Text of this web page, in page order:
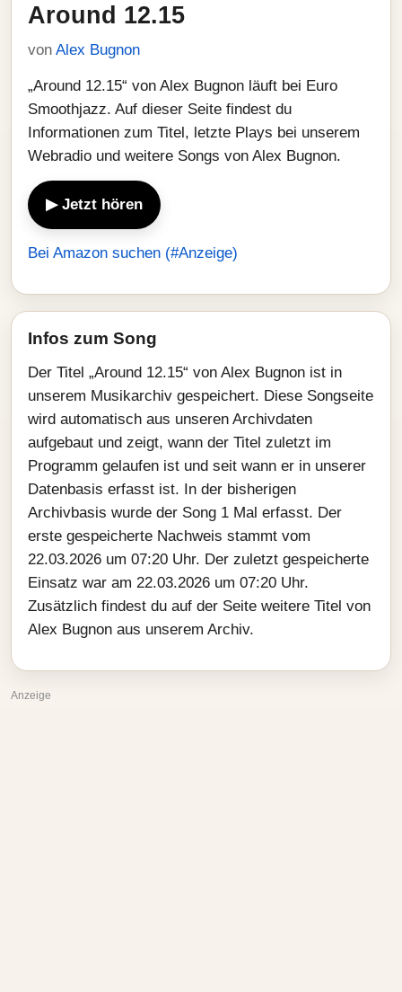
Around 12.15
von Alex Bugnon
„Around 12.15“ von Alex Bugnon läuft bei Euro
Smoothjazz. Auf dieser Seite findest du
Informationen zum Titel, letzte Plays bei unserem
Webradio und weitere Songs von Alex Bugnon.
▶ Jetzt hören
Bei Amazon suchen (#Anzeige)
Infos zum Song
Der Titel „Around 12.15“ von Alex Bugnon ist in
unserem Musikarchiv gespeichert. Diese Songseite
wird automatisch aus unseren Archivdaten
aufgebaut und zeigt, wann der Titel zuletzt im
Programm gelaufen ist und seit wann er in unserer
Datenbasis erfasst ist. In der bisherigen
Archivbasis wurde der Song 1 Mal erfasst. Der
erste gespeicherte Nachweis stammt vom
22.03.2026 um 07:20 Uhr. Der zuletzt gespeicherte
Einsatz war am 22.03.2026 um 07:20 Uhr.
Zusätzlich findest du auf der Seite weitere Titel von
Alex Bugnon aus unserem Archiv.
Anzeige